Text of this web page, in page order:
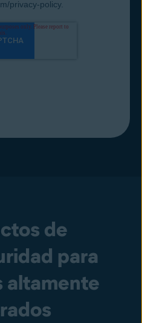
de
para
altamente